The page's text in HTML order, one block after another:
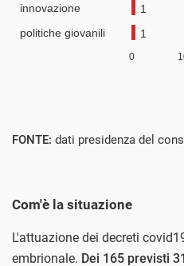
FONTE: dati presidenza del
Com'è la situazione
L'attuazione dei decreti
embrionale. Dei 165 previsti